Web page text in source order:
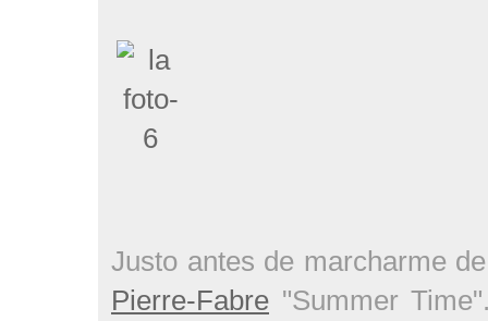
Justo antes de marcharme
Pierre-Fabre "Summer